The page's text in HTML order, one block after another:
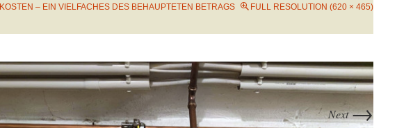
KOSTEN – EIN VIELFACHES DES BEHAUPTETEN BETRAGS
FULL RESOLUTION (620 × 465)
Next→